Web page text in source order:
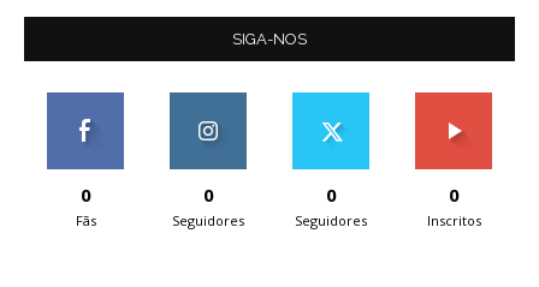
SIGA-NOS
0
Fãs
0
Seguidores
0
Seguidores
0
Inscritos